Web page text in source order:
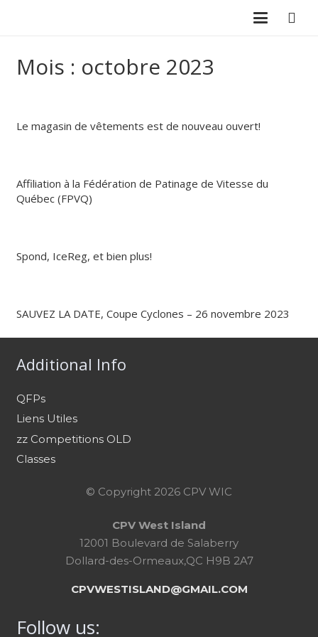
Mois : octobre 2023
Le magasin de vêtements est de nouveau ouvert!
Affiliation à la Fédération de Patinage de Vitesse du
Québec (FPVQ)
Spond, IceReg, et bien plus!
SAUVEZ LA DATE, Coupe Cyclones – 26 novembre 2023
Additional Info
QFPs
Liens Utiles
zz Competitions OLD
Classes
© Copyright 2026 CPV WIC
CPV West Island
12001 Boulevard de Salaberry
Dollard-des-Ormeaux,QC H9B 2A7
CPVWESTISLAND@GMAIL.COM
Follow us: